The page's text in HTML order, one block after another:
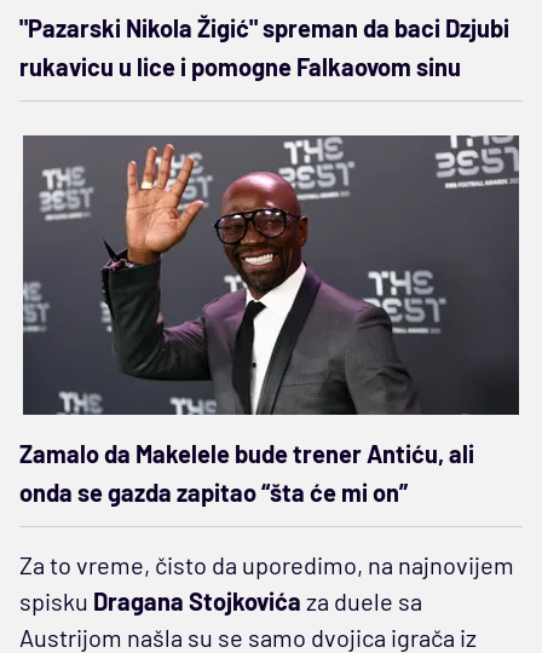
"Pazarski Nikola Žigić" spreman da baci Dzjubi
rukavicu u lice i pomogne Falkaovom sinu
Zamalo da Makelele bude trener Antiću, ali
onda se gazda zapitao “šta će mi on”
Za to vreme, čisto da uporedimo, na najnovijem
spisku Dragana Stojkovića za duele sa
Austrijom našla su se samo dvojica igrača iz